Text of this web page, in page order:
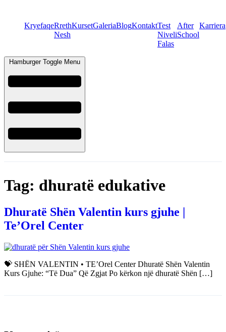
KryefaqeRreth
Nesh
KursetGaleriaBlogKontaktTest
Niveli
Falas
After
School
Karriera
Hamburger Toggle Menu
Tag: dhuratë edukative
Dhuratë Shën Valentin kurs gjuhe |
Te’Orel Center
💝 SHËN VALENTIN • TE’Orel Center Dhuratë Shën Valentin
Kurs Gjuhe: “Të Dua” Që Zgjat Po kërkon një dhuratë Shën […]